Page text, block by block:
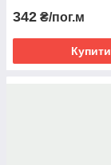
342 ₴/пог.м
Купити